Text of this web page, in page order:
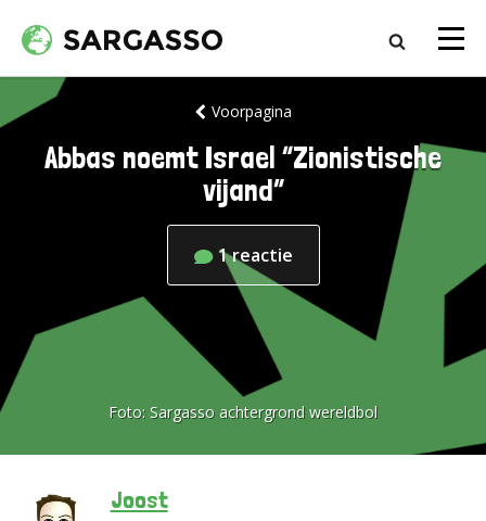
Voorpagina
Abbas noemt Israel “Zionistische
vijand”
1reactie
Foto: Sargasso achtergrond wereldbol
Joost